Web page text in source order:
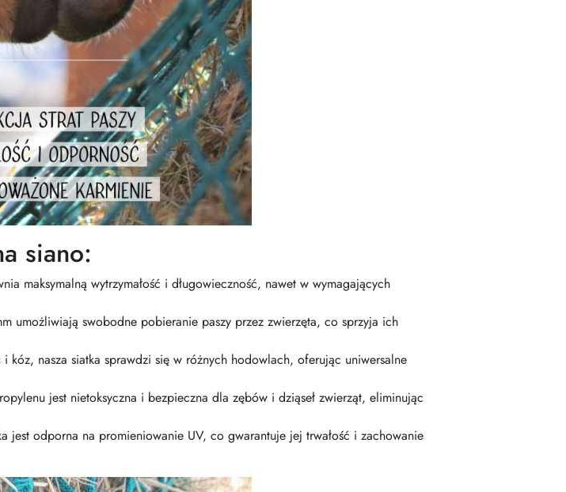
siano:
maksymalną wytrzymałość i długowieczność, nawet w wymagających
umożliwiają swobodne pobieranie paszy przez zwierzęta, co sprzyja ich
kóz, nasza siatka sprawdzi się w różnych hodowlach, oferując uniwersalne
jest nietoksyczna i bezpieczna dla zębów i dziąseł zwierząt, eliminując
jest odporna na promieniowanie UV, co gwarantuje jej trwałość i zachowanie